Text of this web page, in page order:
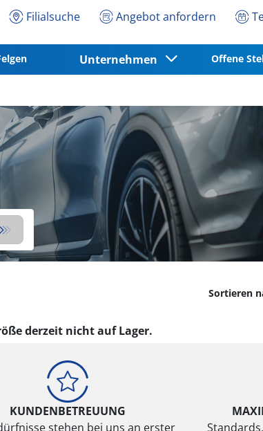
Filialsuche Angebot anfordern
Unternehmen Offene
Sortieren
derzeit nicht auf Lager.
KUNDENBETREUUNG
stehen bei uns an erster